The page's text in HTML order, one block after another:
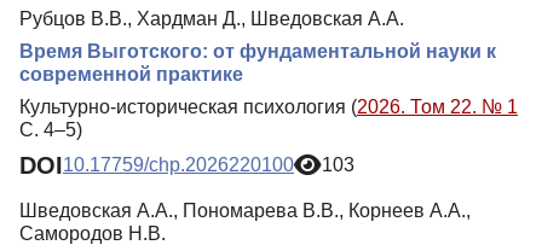
Рубцов В.В., Хардман Д., Шведовская А.А.
Время Выготского: от фундаментальной науки к
современной практике
Культурно-историческая психология (2026. Том 22. № 1
С. 4–5)
DOI10.17759/chp.2026220100 103
Шведовская А.А., Пономарева В.В., Корнеев А.А.,
Самородов Н.В.